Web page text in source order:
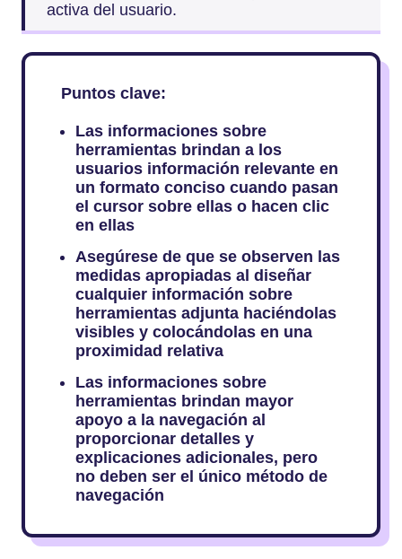
activa del usuario.
Puntos clave:
Las informaciones sobre
herramientas brindan a los
usuarios información relevante en
un formato conciso cuando pasan
el cursor sobre ellas o hacen clic
en ellas
Asegúrese de que se observen las
medidas apropiadas al diseñar
cualquier información sobre
herramientas adjunta haciéndolas
visibles y colocándolas en una
proximidad relativa
Las informaciones sobre
herramientas brindan mayor
apoyo a la navegación al
proporcionar detalles y
explicaciones adicionales, pero
no deben ser el único método de
navegación